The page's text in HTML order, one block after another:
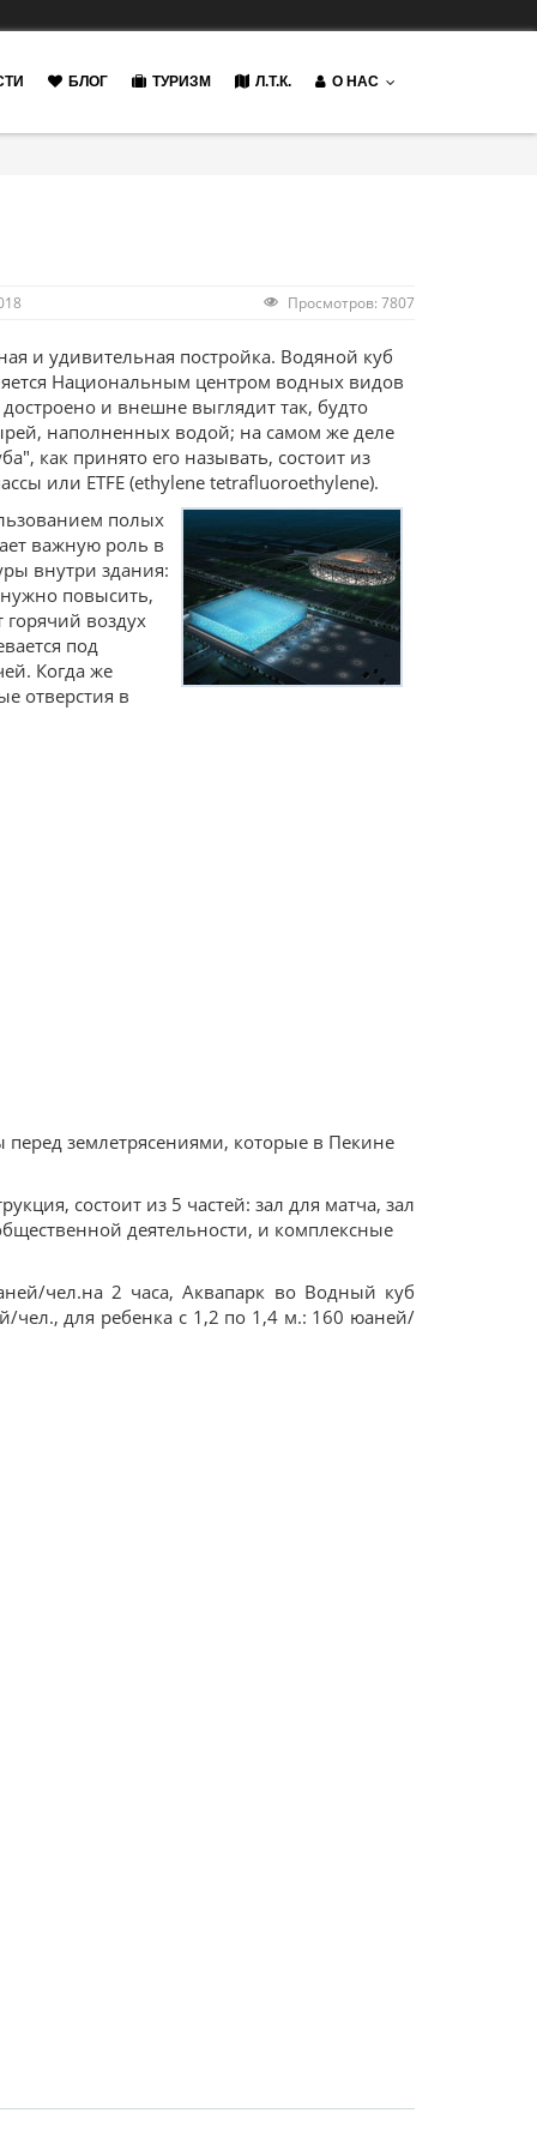
БЛОГ ТУРИЗМ Л.Т.К. О НАС
Просмотров: 7807
и удивительная постройка. Водяной куб
Национальным центром водных видов
и внешне выглядит так, будто
наполненных водой; на самом же деле
как принято его называть, состоит из
или ETFE (ethylene tetrafluoroethylene).
полых
важную роль в
внутри здания:
повысить,
воздух
под
Когда же
отверстия в
землетрясениями, которые в Пекине
состоит из 5 частей: зал для матча, зал
деятельности, и комплексные
чел.на 2 часа, Аквапарк во Водный куб
чел., для ребенка с 1,2 по 1,4 м.: 160 юаней/